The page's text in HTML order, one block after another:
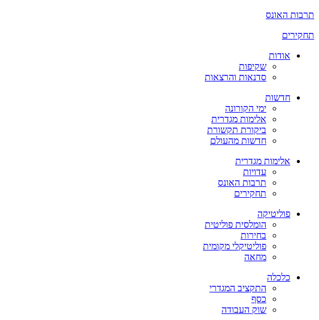
תרבות האונס
תחקירים
אודות
שקיפות
סדנאות והרצאות
חדשות
ימי הקורונה
אלימות מגדרית
ביקורת תקשורת
חדשות מהעולם
אלימות מגדרית
עדויות
תרבות האונס
תחקירים
פוליטיקה
הומלסית פוליטית
בחירות
פוליטיקלי מקומית
מחאה
כלכלה
התקציב המגדרי
כסף
שוק העבודה